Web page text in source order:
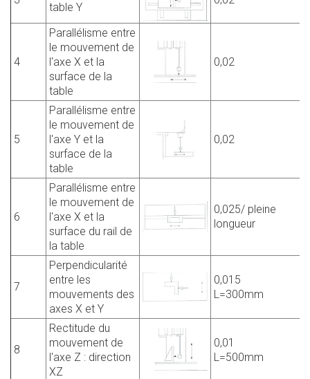
table Y
4
Parallélisme entre
le mouvement de
l'axe X et la
surface de la
table
0,02
5
Parallélisme entre
le mouvement de
l'axe Y et la
surface de la
table
0,02
6
Parallélisme entre
le mouvement de
l'axe X et la
surface du rail de
la table
0,025/ pleine
longueur
7
Perpendicularité
entre les
mouvements des
axes X et Y
0,015
L=300mm
8
Rectitude du
mouvement de
l'axe Z : direction
XZ
0,01
L=500mm